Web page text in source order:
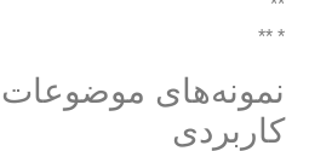
**
* **
نمونه‌های
کاربردی